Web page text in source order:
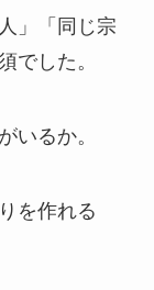
」「同じ宗
でした。
いるか。
を作れる